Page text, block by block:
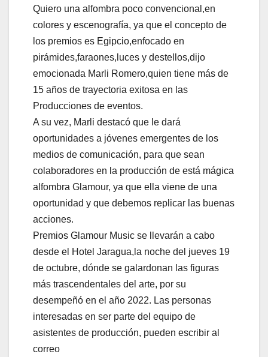
Quiero una alfombra poco convencional,en
colores y escenografía, ya que el concepto de
los premios es Egipcio,enfocado en
pirámides,faraones,luces y destellos,dijo
emocionada Marli Romero,quien tiene más de
15 años de trayectoria exitosa en las
Producciones de eventos.
A su vez, Marli destacó que le dará
oportunidades a jóvenes emergentes de los
medios de comunicación, para que sean
colaboradores en la producción de está mágica
alfombra Glamour, ya que ella viene de una
oportunidad y que debemos replicar las buenas
acciones.
Premios Glamour Music se llevarán a cabo
desde el Hotel Jaragua,la noche del jueves 19
de octubre, dónde se galardonan las figuras
más trascendentales del arte, por su
desempeñó en el año 2022. Las personas
interesadas en ser parte del equipo de
asistentes de producción, pueden escribir al
correo